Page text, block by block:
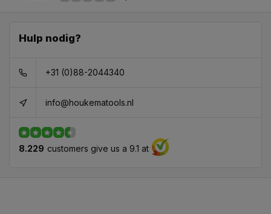
Hulp nodig?
+31 (0)88-2044340
info@houkematools.nl
8.229 customers give us a 9.1 at